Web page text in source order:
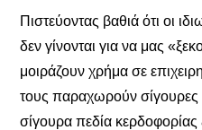
Πιστεύοντας βαθιά ότι οι
δεν γίνονται για να μας
μοιράζουν χρήμα σε
τους παραχωρούν σίγουρες
σίγουρα πεδία